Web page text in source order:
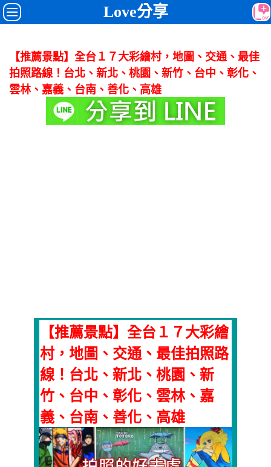
Love分享
【推薦景點】全台１７大彩繪村，地圖、交通、最佳
拍照路線！台北、新北、桃園、新竹、台中、彰化、
雲林、嘉義、台南、善化、高雄
【推薦景點】全台１７大彩繪
村，地圖、交通、最佳拍照路
線！台北、新北、桃園、新
竹、台中、彰化、雲林、嘉
義、台南、善化、高雄